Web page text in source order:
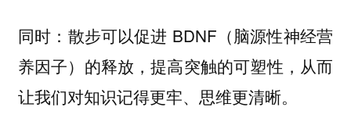
同时：散步可以促进 BDNF（脑源性神经营
养因子）的释放，提高突触的可塑性，从而
让我们对知识记得更牢、思维更清晰。